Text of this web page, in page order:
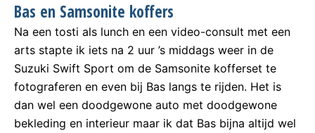
Bas en Samsonite koffers
Na een tosti als lunch en een video-consult met een
arts stapte ik iets na 2 uur ’s middags weer in de
Suzuki Swift Sport om de Samsonite kofferset te
fotograferen en even bij Bas langs te rijden. Het is
dan wel een doodgewone auto met doodgewone
bekleding en interieur maar ik dat Bas bijna altijd wel